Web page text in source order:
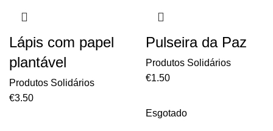
Lápis com papel
plantável
Produtos Solidários
€3.50
Pulseira da Paz
Produtos Solidários
€1.50
Esgotado